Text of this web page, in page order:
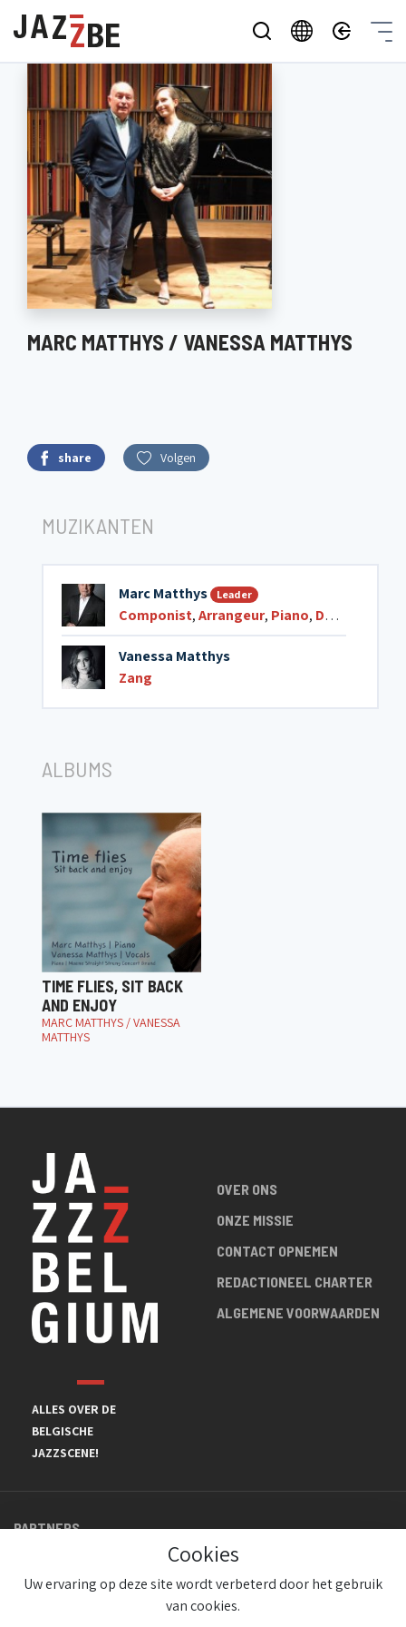
MARC MATTHYS / VANESSA MATTHYS
share Volgen
MUZIKANTEN
Marc Matthys Leader
Componist,Arrangeur, Piano, Dirigent
Vanessa Matthys
Zang
ALBUMS
TIME FLIES, SIT BACK
AND ENJOY
MARC MATTHYS / VANESSA
MATTHYS
ALLES OVER DE
BELGISCHE
JAZZSCENE!
OVER ONS
ONZE MISSIE
CONTACT OPNEMEN
REDACTIONEEL CHARTER
ALGEMENE VOORWAARDEN
PARTNERS
Cookies
Uw ervaring op deze site wordt verbeterd door het gebruik
van cookies.